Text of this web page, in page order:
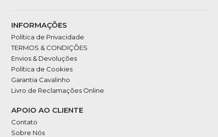
INFORMAÇÕES
Política de Privacidade
TERMOS & CONDIÇÕES
Envios & Devoluções
Política de Cookies
Garantia Cavalinho
Livro de Reclamações Online
APOIO AO CLIENTE
Contato
Sobre Nós